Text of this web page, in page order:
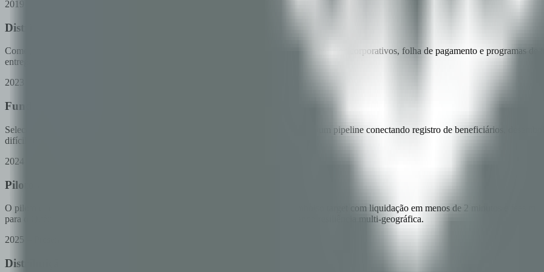
2019 – 2022
Distribuição empresarial
Começamos construindo sistemas de distribuição baseados em blockchain para benefícios corporativos, folha de pagamento e programas de
entrega de valor confiável e auditável.
2023
Fundo de inovação da UNICEF
Selecionados pela UNICEF para construir o motor de desembolso do AidLink — um pipeline conectando registro de beneficiários,
difícil se tornou nosso campo de provas.
2024
Piloto em Cusco e expansão para o quênia
O piloto em Cusco, Peru alcançou 100% de completion rate sobre cada desembolso target com liquidação em menos de 2 minutos e fees
para o Quênia com UNDP — contexto diferente, mesma infraestrutura, provando resiliência multi-geográfica.
2025 – Presente
Distribuição universal de valor